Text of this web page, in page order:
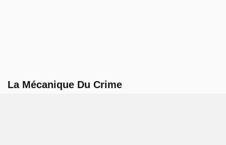
La Mécanique Du Crime